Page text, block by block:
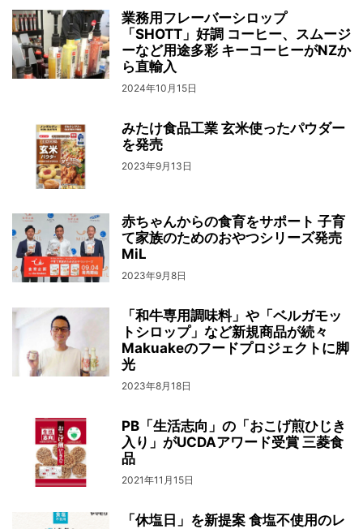
業務用フレーバーシロップ
「SHOTT」好調 コーヒー、スムージ
ーなど用途多彩 キーコーヒーがNZか
ら直輸入
2024年10月15日
みたけ食品工業 玄米使ったパウダー
を発売
2023年9月13日
赤ちゃんからの食育をサポート 子育
て家族のためのおやつシリーズ発売
MiL
2023年9月8日
「和牛専用調味料」や「ベルガモッ
トシロップ」など新規商品が続々
Makuakeのフードプロジェクトに脚
光
2023年8月18日
PB「生活志向」の「おこげ煎ひじき
入り」がUCDAアワード受賞 三菱食
品
2021年11月15日
「休塩日」を新提案 食塩不使用のレ